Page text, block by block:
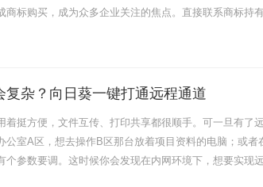
标购买，成为众多企业关注的焦点。直接联系商标持
杂？向日葵一键打通远程通道
挺方便，文件互传、打印共享都很顺手。可一旦有了
公室A区，想去操作B区那台放着项目资料的电脑；或者
参数要调。这时候你会发现在内网环境下，想要实现